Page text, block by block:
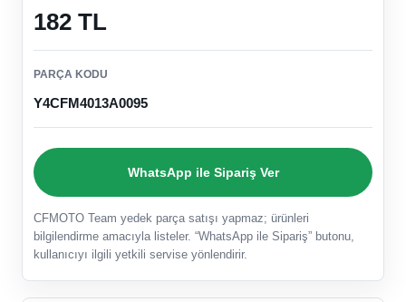
182 TL
PARÇA KODU
Y4CFM4013A0095
WhatsApp ile Sipariş Ver
CFMOTO Team yedek parça satışı yapmaz; ürünleri
bilgilendirme amacıyla listeler. “WhatsApp ile Sipariş” butonu,
kullanıcıyı ilgili yetkili servise yönlendirir.